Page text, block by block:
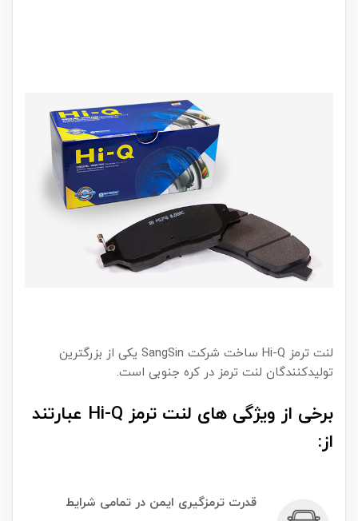
لنت ترمز Hi-Q ساخت شرکت SangSin یکی از بزرگترین
تولیدکنندگان لنت ترمز در کره جنوبی است.
برخی از ویژگی های لنت ترمز Hi-Q عبارتند
از:
قدرت ترمزگیری ایمن در تمامی شرایط